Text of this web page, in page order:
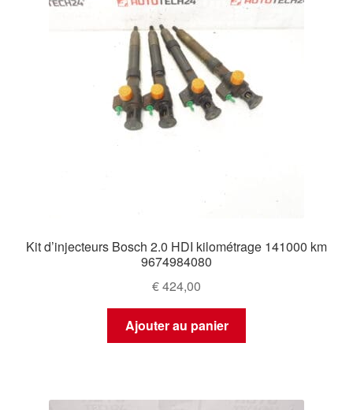
Kit d’injecteurs Bosch 2.0 HDI kilométrage 141000 km
9674984080
€424,00
Ajouter au panier